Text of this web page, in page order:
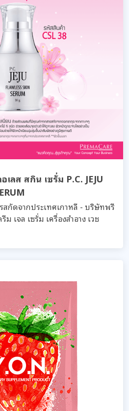
เลส สกิน เซรั่ม P.C. JEJU
สกัดจากประเทศเกาหลี - บริษัทพรี
เจล เซรั่ม เครื่องสำอาง เวช